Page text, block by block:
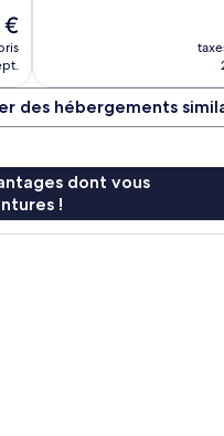
€
des hébergements
dont vous
!